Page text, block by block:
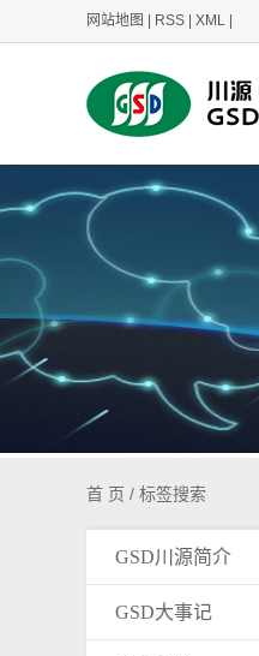
网站地图 RSS XML
首 页 / 标签搜索
GSD川源简介
GSD大事记